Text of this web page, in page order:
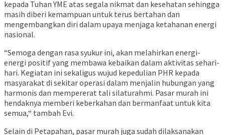
kepada Tuhan YME atas segala nikmat dan kesehatan sehingga
masih diberi kemampuan untuk terus bertahan dan
mengembangkan diri dalam upaya menjaga ketahanan energi
nasional.
“Semoga dengan rasa syukur ini, akan melahirkan energi-
energi positif yang membawa kebaikan dalam aktivitas sehari-
hari. Kegiatan ini sekaligus wujud kepedulian PHR kepada
masyarakat di sekitar operasi dalam menjalin hubungan yang
harmonis dan mempererat tali silaturahmi. Pasar murah ini
hendaknya memberi keberkahan dan bermanfaat untuk kita
semua,“ tambah Evi.
Selain di Petapahan, pasar murah juga sudah dilaksanakan